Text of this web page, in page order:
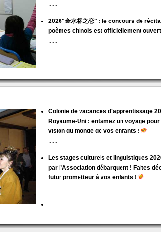
......
2026"金水桥之恋" : le concours de
poèmes chinois est officiellement
......
Colonie de vacances d'apprentissage
Royaume-Uni : entamez un voyage
vision du monde de vos enfants !
......
Les stages culturels et linguistiques
par l’Association débarquent ! Faites
futur prometteur à vos enfants !
......
......